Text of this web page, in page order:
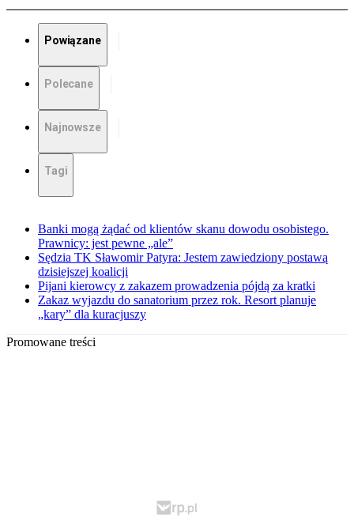
Powiązane
Polecane
Najnowsze
Tagi
Banki mogą żądać od klientów skanu dowodu osobistego.
Prawnicy: jest pewne „ale”
Sędzia TK Sławomir Patyra: Jestem zawiedziony postawą
dzisiejszej koalicji
Pijani kierowcy z zakazem prowadzenia pójdą za kratki
Zakaz wyjazdu do sanatorium przez rok. Resort planuje
„kary” dla kuracjuszy
Promowane treści